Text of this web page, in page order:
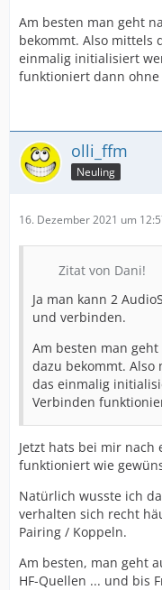
Am besten man geht
bekommt. Also mittels
einmalig initialisiert
funktioniert dann ohne
olli_ffm
Neuling
16. Dezember 2021 um
Zitat von Dani!
Ja man kann 2
und verbinden.
Am besten man
dazu bekommt. Also
das einmalig
Verbinden
Jetzt hats bei mir nach
funktioniert wie
Natürlich wusste ich
verhalten sich recht
Pairing / Koppeln.
Am besten, man geht
HF-Quellen ... und bis